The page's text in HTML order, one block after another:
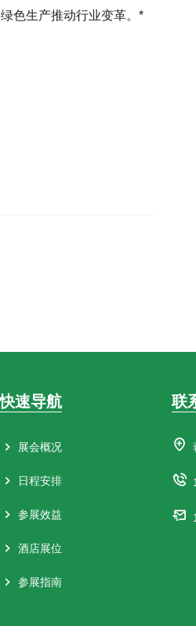
色生产推动行业变革。*
速导航
展会概况
日程安排
参展效益
酒店展位
参展指南
联